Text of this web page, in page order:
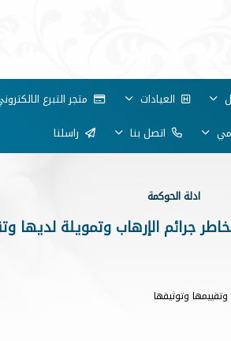
العيادات متجر التبرع
اتصل بنا راسلنا
ادلة الحوكمة
جرائم الإرهاب وتمويلة لديها
وتوثيقها